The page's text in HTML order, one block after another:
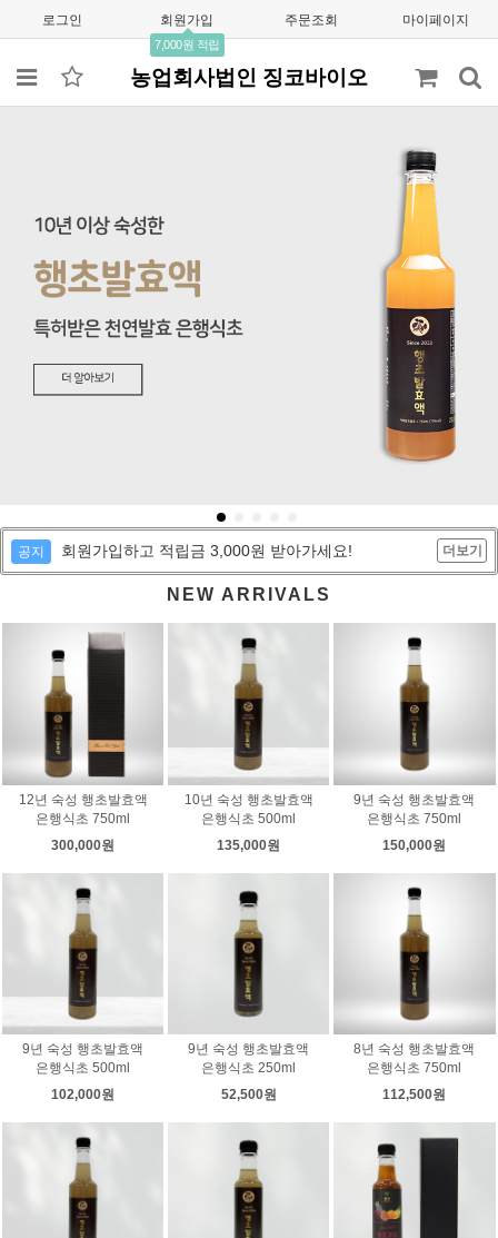
로그인 회원가입
7,000원 적립
주문조회 마이페이지
농업회사법인 징코바이오
공지 회원가입하고 적립금 3,000원 받아가세요! 더보기
NEW ARRIVALS
12년 숙성 행초발효액
은행식초 750ml
300,000원
10년 숙성 행초발효액
은행식초 500ml
135,000원
9년 숙성 행초발효액
은행식초 750ml
150,000원
9년 숙성 행초발효액
은행식초 500ml
102,000원
9년 숙성 행초발효액
은행식초 250ml
52,500원
8년 숙성 행초발효액
은행식초 750ml
112,500원